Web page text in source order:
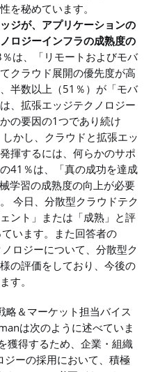
を秘めています。
ジが、アプリケーションの
ロジーインフラの成熟度の
は、「リモートおよびモバ
クラウド展開の優先度が高
半数以上（51％）が「モバ
、拡張エッジテクノロジー
の要因の1つであり続け
かし、クラウドと拡張エッ
揮するには、何らかのサポ
41％は、「真の成功を達成
学習の成熟度の向上が必要
今日、分散型クラウドテク
ント」または「成熟」と評
います。また回答者の
ロジーについて、分散型ク
の評価をしており、今後の
す。
略＆マーケット担当バイス
は次のように述べていま
獲得するため、企業・組織
ーの採用において、積極